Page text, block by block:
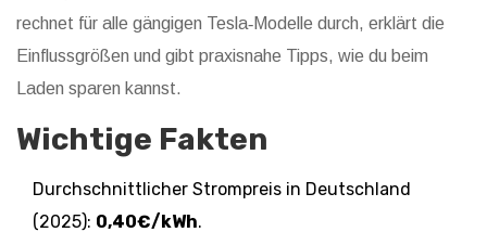
rechnet für alle gängigen Tesla‑Modelle durch, erklärt die
Einflussgrößen und gibt praxisnahe Tipps, wie du beim
Laden sparen kannst.
Wichtige Fakten
Durchschnittlicher Strompreis in Deutschland
(2025): 0,40€/kWh.